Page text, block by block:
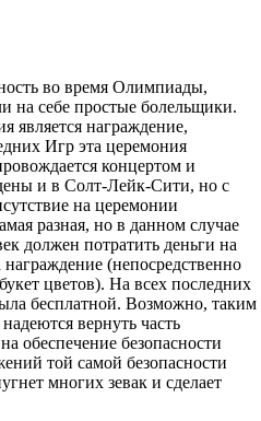
во время Олимпиады,
на себе простые болельщики.
является награждение,
Игр эта церемония
концертом и
и в Солт-Лейк-Сити, но с
на церемонии
разная, но в данном случае
должен потратить деньги на
награждение (непосредственно
цветов). На всех последних
бесплатной. Возможно, таким
вернуть часть
обеспечение безопасности
той самой безопасности
многих зевак и сделает